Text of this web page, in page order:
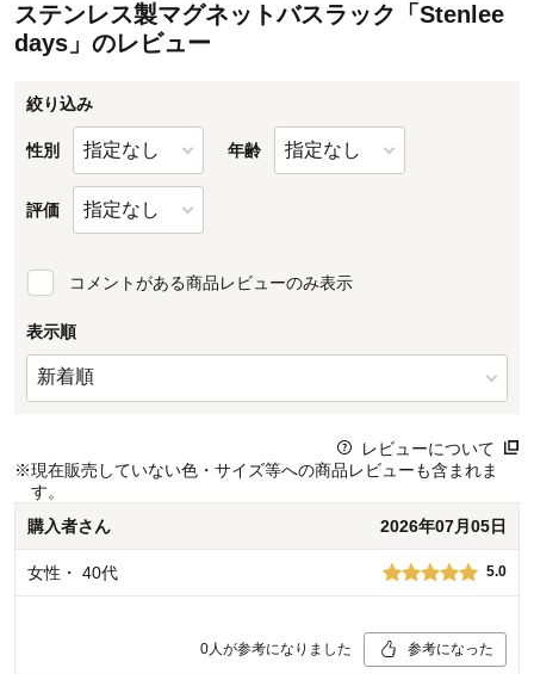
ステンレス製マグネットバスラック「Stenlee
days」のレビュー
絞り込み
性別 年齢
評価
コメントがある商品レビューのみ表示
表示順
レビューについて
※現在販売していない色・サイズ等への商品レビューも含まれま
す。
購入者さん 2026年07月05日
女性 ・ 40代 5.0
0人が参考になりました 参考になった